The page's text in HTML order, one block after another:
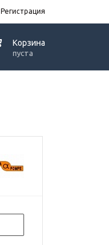
Регистрация
Корзина
пуста